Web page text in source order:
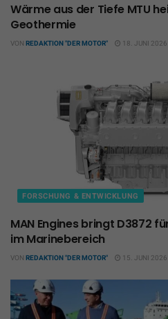
Wärme aus der Tiefe MTU
Geothermie
VON REDAKTION "DER MOTOR" 18. JUNI 2026
FORSCHUNG & ENTWICKLUNG
MAN Engines bringt D3872
im Marinebereich
VON REDAKTION "DER MOTOR" 15. JUNI 2026